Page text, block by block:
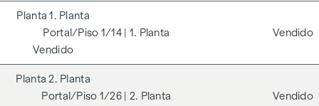
1/14 | 1. Planta
1. Planta
Vendido
Vendido
1/26 | 2. Planta
2. Planta
Vendido